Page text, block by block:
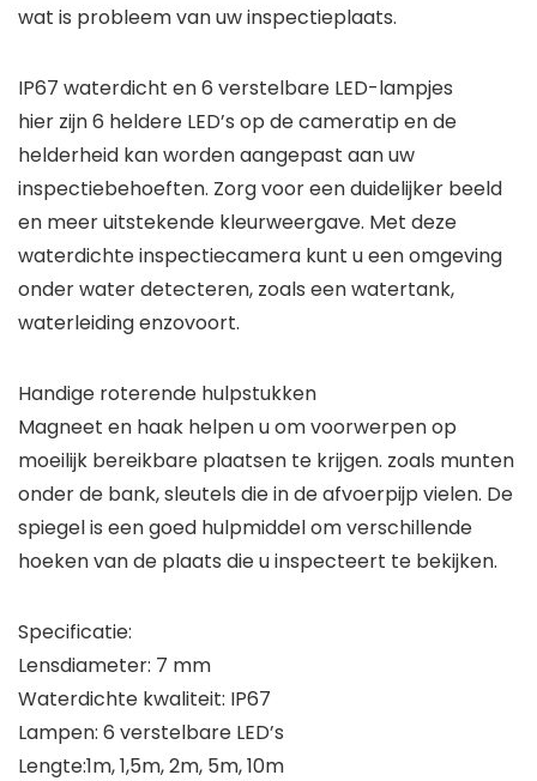
wat is probleem van uw inspectieplaats.
IP67 waterdicht en 6 verstelbare LED-lampjes
hier zijn 6 heldere LED’s op de cameratip en de
helderheid kan worden aangepast aan uw
inspectiebehoeften. Zorg voor een duidelijker beeld
en meer uitstekende kleurweergave. Met deze
waterdichte inspectiecamera kunt u een omgeving
onder water detecteren, zoals een watertank,
waterleiding enzovoort.
Handige roterende hulpstukken
Magneet en haak helpen u om voorwerpen op
moeilijk bereikbare plaatsen te krijgen. zoals munten
onder de bank, sleutels die in de afvoerpijp vielen. De
spiegel is een goed hulpmiddel om verschillende
hoeken van de plaats die u inspecteert te bekijken.
Specificatie:
Lensdiameter: 7 mm
Waterdichte kwaliteit: IP67
Lampen: 6 verstelbare LED’s
Lengte:1m, 1,5m, 2m, 5m, 10m